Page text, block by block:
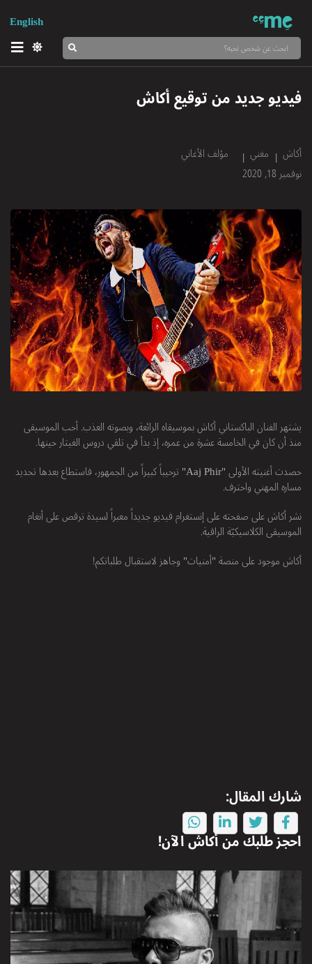
English
فيديو جديد من توقيع أكاش
أكاش مغني
مؤلف الأغاني
نوفمبر 18, 2020
يشتهر الفنان الباكستاني أكاش بموسيقاه الرائعة، وبصوته العذب. أحب الموسيقى
منذ أن كان في الخامسة عشرة من عمره، إذ بدأ في تلقي دروس الغيتار حينها.
حصدت أغنيته الأولى "Aaj Phir" ترحيباً كبيراً من الجمهور، فاستطاع بعدها تحديد
مساره المهني واحترف.
نشر أكاش على صفحته على إنستغرام فيديو جديداً معبراً لسيدة ترقص على أنغام
الموسيقى الكلاسيكيّة الراقية.
أكاش موجود على منصة "أمنيات" وجاهز لاستقبال طلباتكم!
شارك المقال:
احجز طلبك منأكاشالآن!